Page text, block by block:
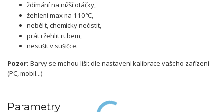
ždímání na nižší otáčky,
žehlení max na 110°C,
nebělit, chemicky nečistit,
prát i žehlit rubem,
nesušit v sušičce.
Pozor: Barvy se mohou lišit dle nastavení kalibrace vašeho zařízení
(PC, mobil...)
Parametry